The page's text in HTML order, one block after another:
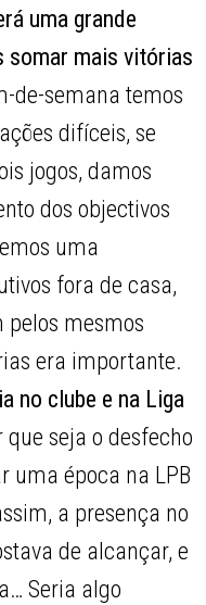
uma grande
somar mais vitórias
de-semana temos
difíceis, se
jogos, damos
dos objectivos
uma
fora de casa,
pelos mesmos
era importante.
no clube e na Liga
que seja o desfecho
uma época na LPB
a presença no
de alcançar, e
Seria algo